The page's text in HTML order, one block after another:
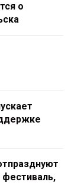
о
фестиваль,